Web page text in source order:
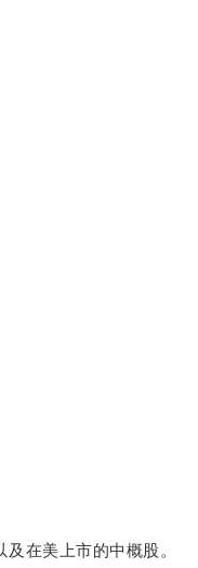
在美上市的中概股。